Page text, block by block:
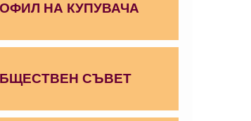
НА КУПУВАЧА
СЪВЕТ